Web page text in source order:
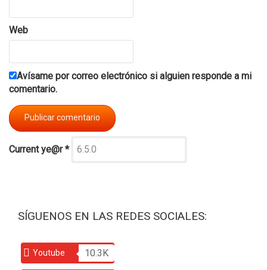
Web
Avísame por correo electrónico si alguien responde a mi
comentario.
Current ye@r*
SÍGUENOS EN LAS REDES SOCIALES:
Youtube 10.3K